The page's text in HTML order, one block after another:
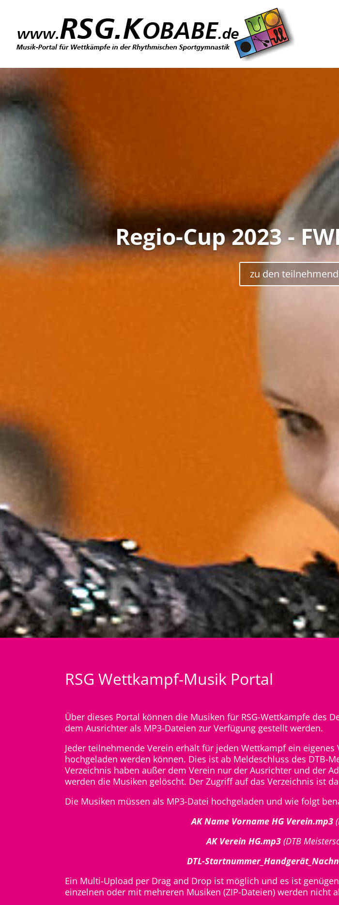
Regio-Cup 2023 -
zu den
RSG Wettkampf-Musik Portal
Über dieses Portal können die Musiken für RSG-Wettkämpfe des
dem Ausrichter als MP3-Dateien zur Verfügung gestellt werden.
Jeder teilnehmende Verein erhält für jeden Wettkampf ein
hochgeladen werden können. Dies ist ab Meldeschluss des DTB-
Verzeichnis haben außer dem Verein nur der Ausrichter und der
werden die Musiken gelöscht. Der Zugriff auf das Verzeichnis ist
Die Musiken müssen als MP3-Datei hochgeladen und wie folgt
AK Name Vorname HG Verein.mp3
AK Verein HG.mp3 (DTB
DTL-
Ein Multi-Upload per Drag and Drop ist möglich und es ist
einzelnen oder mit mehreren Musiken (ZIP-Dateien) werden nicht